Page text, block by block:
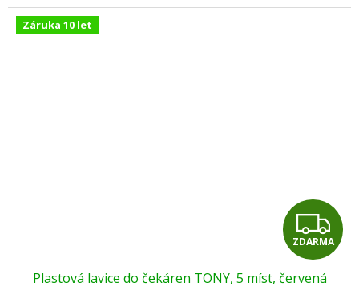
Záruka 10 let
Z
D
ZDARMA
Plastová lavice do čekáren TONY, 5 míst, červená